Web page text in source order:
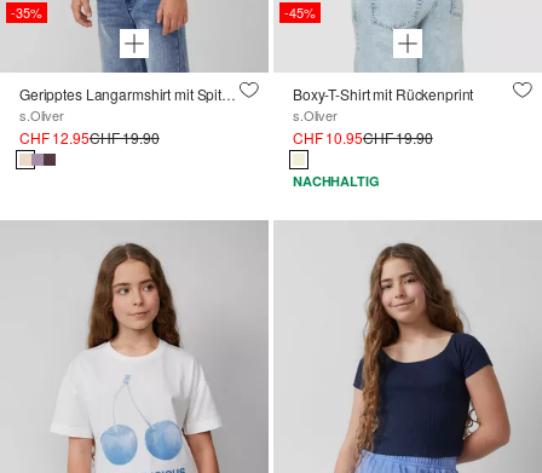
-35%
Geripptes Langarmshirt mit Spitzen- und Stickdetail
s.Oliver
CHF 12.95CHF 19.90
-45%
Boxy-T-Shirt mit Rückenprint
s.Oliver
CHF 10.95CHF 19.90
NACHHALTIG